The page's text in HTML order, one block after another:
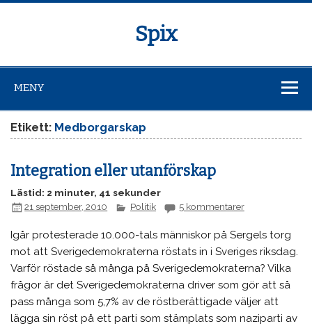
Spix
MENY
Etikett: Medborgarskap
Integration eller utanförskap
Lästid: 2 minuter, 41 sekunder
21 september, 2010
Politik 5 kommentarer
Igår protesterade 10.000-tals människor på Sergels torg
mot att Sverigedemokraterna röstats in i Sveriges riksdag.
Varför röstade så många på Sverigedemokraterna? Vilka
frågor är det Sverigedemokraterna driver som gör att så
pass många som 5,7% av de röstberättigade väljer att
lägga sin röst på ett parti som stämplats som naziparti av